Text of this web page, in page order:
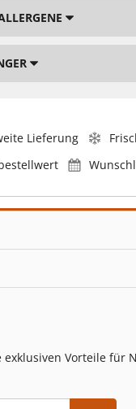
Lieferung
exklusiven Vorteile für